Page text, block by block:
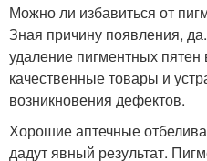
Можно ли избавиться от
Зная причину появления,
удаление пигментных
качественные товары и
возникновения дефектов.
Хорошие аптечные
дадут явный результат.